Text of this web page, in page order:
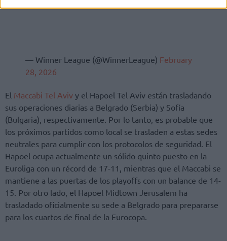
— Winner League (@WinnerLeague) February
28, 2026
El Maccabi Tel Aviv y el Hapoel Tel Aviv están trasladando
sus operaciones diarias a Belgrado (Serbia) y Sofía
(Bulgaria), respectivamente. Por lo tanto, es probable que
los próximos partidos como local se trasladen a estas sedes
neutrales para cumplir con los protocolos de seguridad. El
Hapoel ocupa actualmente un sólido quinto puesto en la
Euroliga con un récord de 17-11, mientras que el Maccabi se
mantiene a las puertas de los playoffs con un balance de 14-
15. Por otro lado, el Hapoel Midtown Jerusalem ha
trasladado oficialmente su sede a Belgrado para prepararse
para los cuartos de final de la Eurocopa.